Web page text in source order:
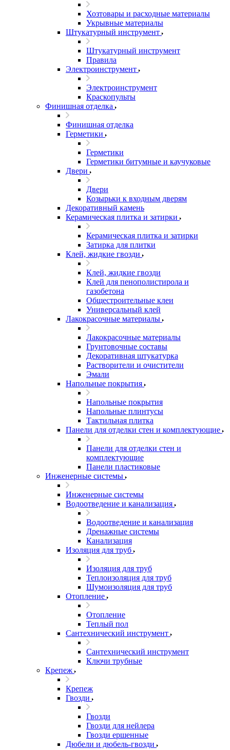
Хозтовары и расходные материалы
Укрывные материалы
Штукатурный инструмент
Штукатурный инструмент
Правила
Электроинструмент
Электроинструмент
Краскопульты
Финишная отделка
Финишная отделка
Герметики
Герметики
Герметики битумные и каучуковые
Двери
Двери
Козырьки к входным дверям
Декоративный камень
Керамическая плитка и затирки
Керамическая плитка и затирки
Затирка для плитки
Клей, жидкие гвозди
Клей, жидкие гвозди
Клей для пенополистирола и
газобетона
Общестроительные клеи
Универсальный клей
Лакокрасочные материалы
Лакокрасочные материалы
Грунтовочные составы
Декоративная штукатурка
Растворители и очистители
Эмали
Напольные покрытия
Напольные покрытия
Напольные плинтусы
Тактильная плитка
Панели для отделки стен и комплектующие
Панели для отделки стен и
комплектующие
Панели пластиковые
Инженерные системы
Инженерные системы
Водоотведение и канализация
Водоотведение и канализация
Дренажные системы
Канализация
Изоляция для труб
Изоляция для труб
Теплоизоляция для труб
Шумоизоляция для труб
Отопление
Отопление
Теплый пол
Сантехнический инструмент
Сантехнический инструмент
Ключи трубные
Крепеж
Крепеж
Гвозди
Гвозди
Гвозди для нейлера
Гвозди ершенные
Дюбели и дюбель-гвозди